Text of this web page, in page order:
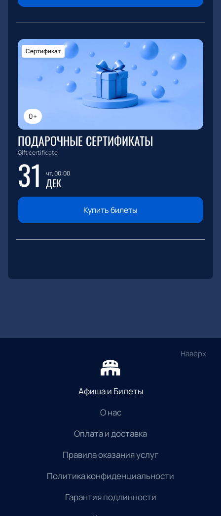
0+
Сертификат
ПОДАРОЧНЫЕ СЕРТИФИКАТЫ
Gift certificate
31 чт, 00:00
ДЕК
Купить билеты
Наверх
Афиша и Билеты
О нас
Оплата и доставка
Правила оказания услуг
Политика конфиденциальности
Гарантия подлинности